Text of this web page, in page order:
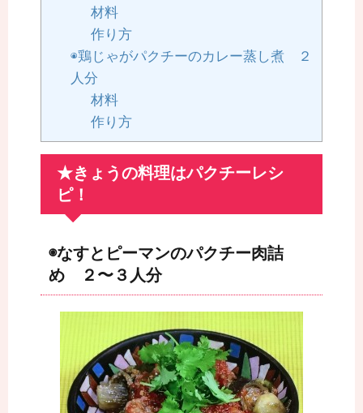
材料
作り方
◉鶏じゃがパクチーのカレー蒸し煮 ２
人分
材料
作り方
★きょうの料理はパクチーレシ
ピ！
◉なすとピーマンのパクチー肉詰
め ２〜３人分